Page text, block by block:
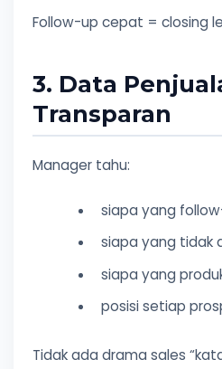
Follow-up cepat = closing
3. Data
Transparan
Manager tahu:
siapa yang
siapa yang tidak
siapa yang
posisi setiap
Tidak ada drama sales